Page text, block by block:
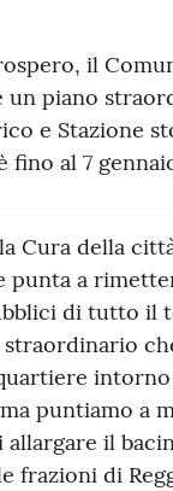
il
piano
e Stazione
fino al 7
Cura della
punta a
di tutto
intorno
puntiamo a
il
frazioni di